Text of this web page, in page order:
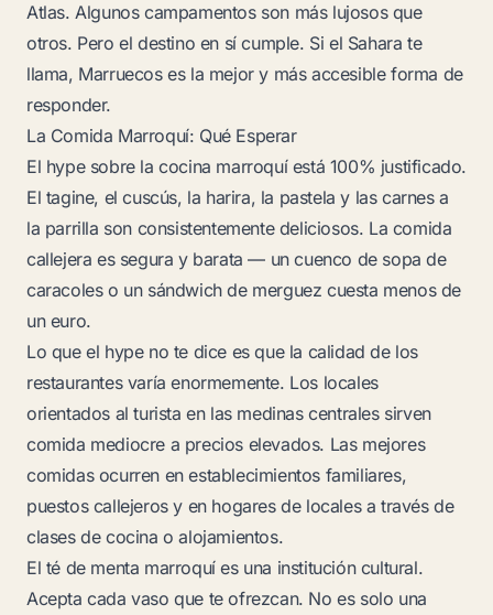
Atlas. Algunos campamentos son más lujosos que
otros. Pero el destino en sí cumple. Si el Sahara te
llama, Marruecos es la mejor y más accesible forma de
responder.
La Comida Marroquí: Qué Esperar
El hype sobre la cocina marroquí está 100% justificado.
El tagine, el cuscús, la harira, la pastela y las carnes a
la parrilla son consistentemente deliciosos. La comida
callejera es segura y barata — un cuenco de sopa de
caracoles o un sándwich de merguez cuesta menos de
un euro.
Lo que el hype no te dice es que la calidad de los
restaurantes varía enormemente. Los locales
orientados al turista en las medinas centrales sirven
comida mediocre a precios elevados. Las mejores
comidas ocurren en establecimientos familiares,
puestos callejeros y en hogares de locales a través de
clases de cocina o alojamientos.
El té de menta marroquí es una institución cultural.
Acepta cada vaso que te ofrezcan. No es solo una